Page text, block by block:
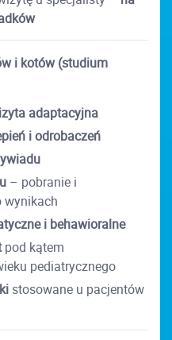
i kotów (studium
adaptacyjna
i odrobaczeń
– pobranie i
wynikach
i behawioralne
pod kątem
pediatrycznego
stosowane u pacjentów